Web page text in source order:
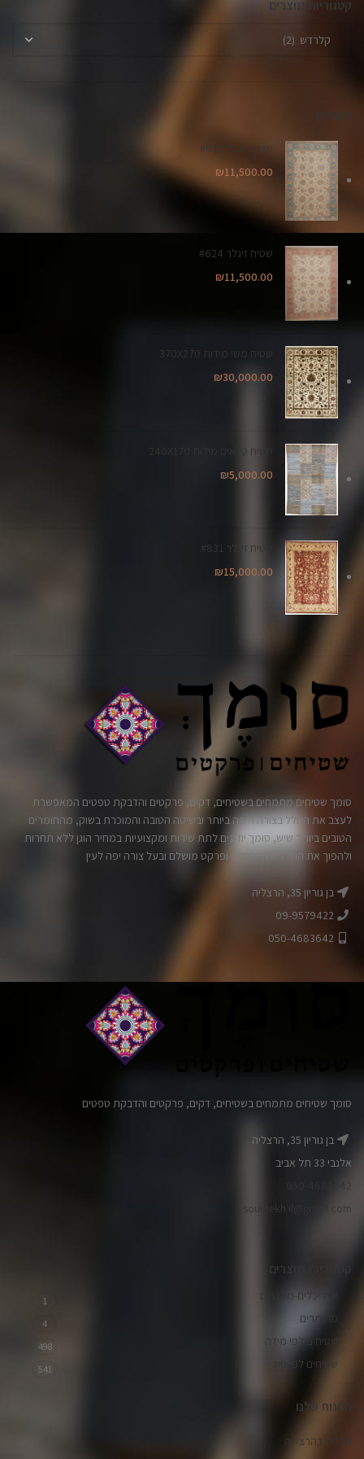
קטגוריות מוצרים
מוצרים
שטיח זיגלר #625
₪11,500.00
שטיח זיגלר #624
₪11,500.00
שטיח משי מידות 370X270
₪30,000.00
שטיח טלאים מידות 240X170
₪5,000.00
שטיח זיגלר #831
₪15,000.00
סומך שטיחים מתמחים בשטיחים, דקים, פרקטים והדבקת טפטים המאפשרת
לעצב את החלל בצורה היפה ביותר ובשיטה הטובה והמוכרת בשוק, מהחומרים
הטובים ביותר שיש, סומך יודעים לתת שירות ומקצועיות במחיר הוגן ללא תחרות
ולהפוך את החלל שלך לטפט ופרקט מושלם ובעל צורה יפה לעין
בן גוריון 35, הרצליה
סומך שטיחים מתמחים בשטיחים, דקים, פרקטים והדבקת טפטים
בן גוריון 35, הרצליה
אלנבי 33 תל אביב
050-4683642
soumekh.il@gmail.com
קטגוריות מוצרים
אדריכלים-מעצבים 1
מוסתרים 4
שטיחים לפי מידה 498
שטיחים לפי סוג 541
החנות שלנו
החנות בהרצליה